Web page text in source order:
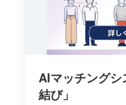
AIマッチング
結び」